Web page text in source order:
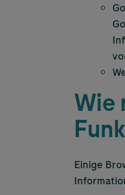
Wie
Einige